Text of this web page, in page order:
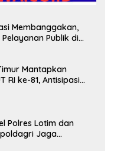
Membanggakan,
Publik di
Mantapkan
RI ke-81, Antisipasi
Polres Lotim dan
Jaga